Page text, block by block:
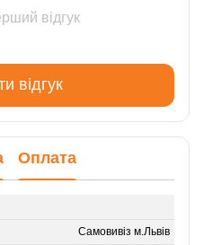
відгук
відгук
Оплата
Самовивіз м.Львів